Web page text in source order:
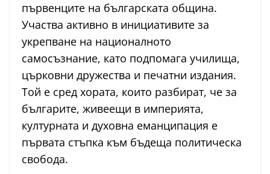
първенците на българската община.
Участва активно в инициативите за
укрепване на националното
самосъзнание, като подпомага училища,
църковни дружества и печатни издания.
Той е сред хората, които разбират, че за
българите, живеещи в империята,
културната и духовна еманципация е
първата стъпка към бъдеща политическа
свобода.